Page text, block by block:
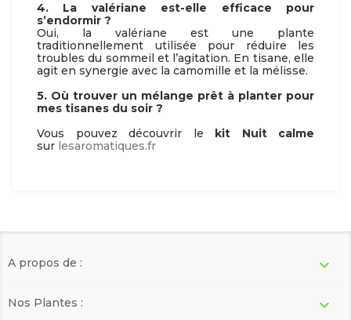
4. La valériane est-elle efficace pour
s’endormir ?
Oui, la valériane est une plante
traditionnellement utilisée pour réduire les
troubles du sommeil et l’agitation. En tisane, elle
agit en synergie avec la camomille et la mélisse.
5. Où trouver un mélange prêt à planter pour
mes tisanes du soir ?
Vous pouvez découvrir le kit Nuit calme
sur lesaromatiques.fr
A propos de : 
Nos Plantes : 